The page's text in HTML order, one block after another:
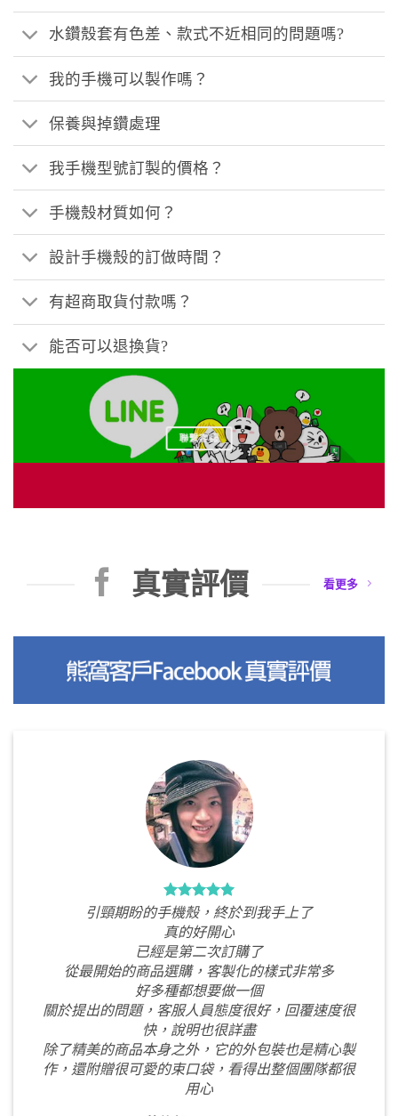
水鑽殼套有色差、款式不近相同的問題嗎?
我的手機可以製作嗎？
保養與掉鑽處理
我手機型號訂製的價格？
手機殼材質如何？
設計手機殼的訂做時間？
有超商取貨付款嗎？
能否可以退換貨?
聯繫客服
真實評價 看更多
引頸期盼的手機殼，終於到我手上了
真的好開心
已經是第二次訂購了
從最開始的商品選購，客製化的樣式非常多
好多種都想要做一個
關於提出的問題，客服人員態度很好，回覆速度很
快，說明也很詳盡
除了精美的商品本身之外，它的外包裝也是精心製
作，還附贈很可愛的束口袋，看得出整個團隊都很
用心